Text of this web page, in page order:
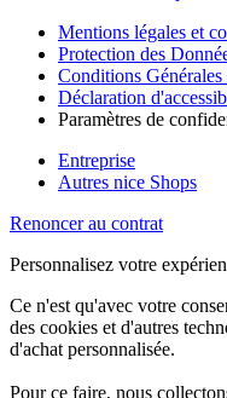
Mentions légales et
Protection des
Conditions
Déclaration
Paramètres de
Entreprise
Autres nice Shops
Renoncer au contrat
Personnalisez votre
Ce n'est qu'avec votre
des cookies et d'autres
d'achat personnalisée.
Pour ce faire, nous